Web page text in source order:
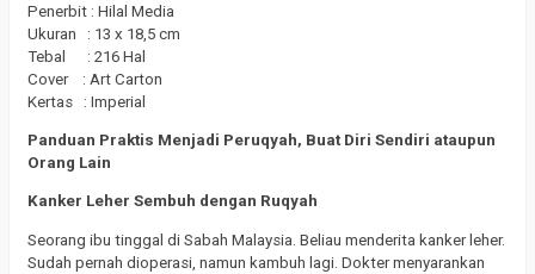
Penerbit : Hilal Media
Ukuran : 13 x 18,5 cm
Tebal : 216 Hal
Cover : Art Carton
Kertas : Imperial
Panduan Praktis Menjadi Peruqyah, Buat Diri Sendiri ataupun
Orang Lain
Kanker Leher Sembuh dengan Ruqyah
Seorang ibu tinggal di Sabah Malaysia. Beliau menderita kanker leher.
Sudah pernah dioperasi, namun kambuh lagi. Dokter menyarankan